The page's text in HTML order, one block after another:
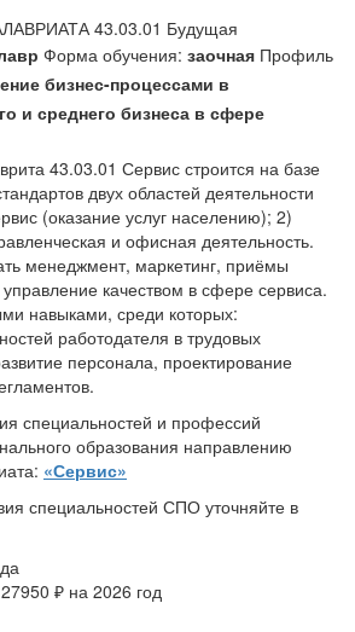
43.03.01 Будущая
Форма обучения: заочная Профиль
бизнес-процессами в
и среднего бизнеса в сфере
43.03.01 Сервис строится на базе
двух областей деятельности
(оказание услуг населению); 2)
и офисная деятельность.
менеджмент, маркетинг, приёмы
качеством в сфере сервиса.
навыками, среди которых:
работодателя в трудовых
персонала, проектирование
специальностей и профессий
образования направлению
«Сервис»
специальностей СПО уточняйте в
27950 ₽ на 2026 год